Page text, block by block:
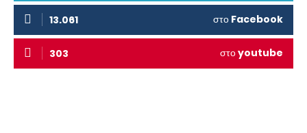
13.061 στο Facebook
303 στοyoutube